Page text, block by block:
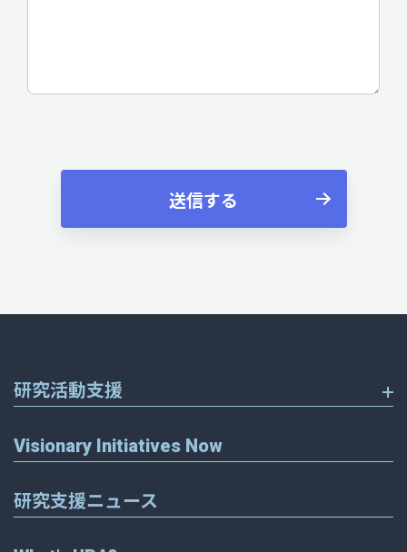
研究活動支援
Visionary Initiatives Now
研究支援ニュース